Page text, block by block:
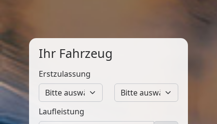
Ihr Fahrzeug
Erstzulassung
Laufleistung